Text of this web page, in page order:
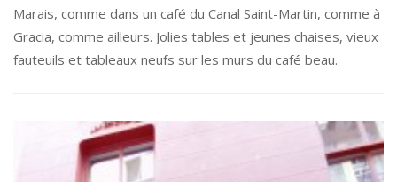
Marais, comme dans un café du Canal Saint-Martin, comme à
Gracia, comme ailleurs. Jolies tables et jeunes chaises, vieux
fauteuils et tableaux neufs sur les murs du café beau.